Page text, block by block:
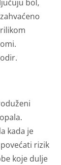
bol,
kada je
rizik
koje dulje